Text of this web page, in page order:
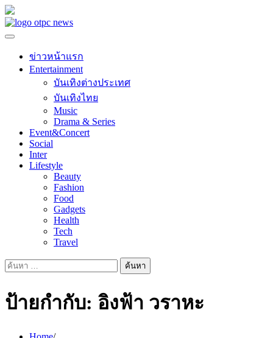
Skip
to
ข่าวหน้าแรก
Entertainment
บันเทิงต่างประเทศ
บันเทิงไทย
Music
Drama & Series
Event&Concert
Social
Inter
Lifestyle
Beauty
Fashion
Food
Gadgets
Health
Tech
Travel
ค้นหา
ป้ายกำกับ: อิงฟ้า วราหะ